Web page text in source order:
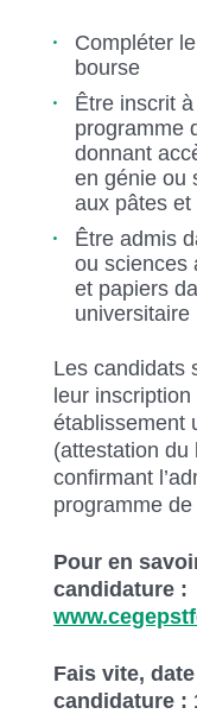
Compléter
bourse
Être inscrit
programme
donnant
en génie ou
aux pâtes et
Être admis
ou sciences
et papiers
universitaire
Les candidats
leur
établissement
(attestation du
confirmant
programme de
Pour en
candidature :
Fais vite,
candidature :